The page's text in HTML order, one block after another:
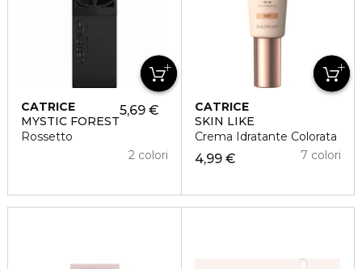
CATRICE
MYSTIC FOREST
Rossetto
5,69 €
2 colori
CATRICE
SKIN LIKE
Crema Idratante Colorata
4,99 € 7 colori